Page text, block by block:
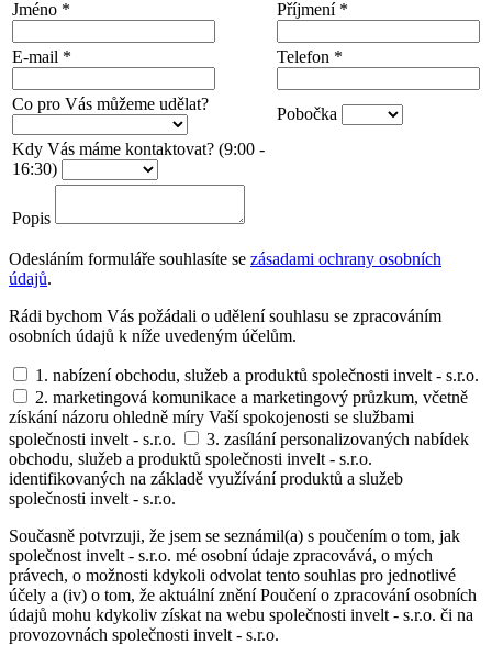
Jméno * Příjmení *
E-mail * Telefon *
Co pro Vás můžeme udělat?
Pobočka
Kdy Vás máme kontaktovat? (9:00 -
16:30)
Popis
Odesláním formuláře souhlasíte se zásadami ochrany osobních
údajů.
Rádi bychom Vás požádali o udělení souhlasu se zpracováním
osobních údajů k níže uvedeným účelům.
1. nabízení obchodu, služeb a produktů společnosti invelt - s.r.o.
2. marketingová komunikace a marketingový průzkum, včetně
získání názoru ohledně míry Vaší spokojenosti se službami
společnosti invelt - s.r.o.
3. zasílání personalizovaných nabídek
obchodu, služeb a produktů společnosti invelt - s.r.o.
identifikovaných na základě využívání produktů a služeb
společnosti invelt - s.r.o.
Současně potvrzuji, že jsem se seznámil(a) s poučením o tom, jak
společnost invelt - s.r.o. mé osobní údaje zpracovává, o mých
právech, o možnosti kdykoli odvolat tento souhlas pro jednotlivé
účely a (iv) o tom, že aktuální znění Poučení o zpracování osobních
údajů mohu kdykoliv získat na webu společnosti invelt - s.r.o. či na
provozovnách společnosti invelt - s.r.o.